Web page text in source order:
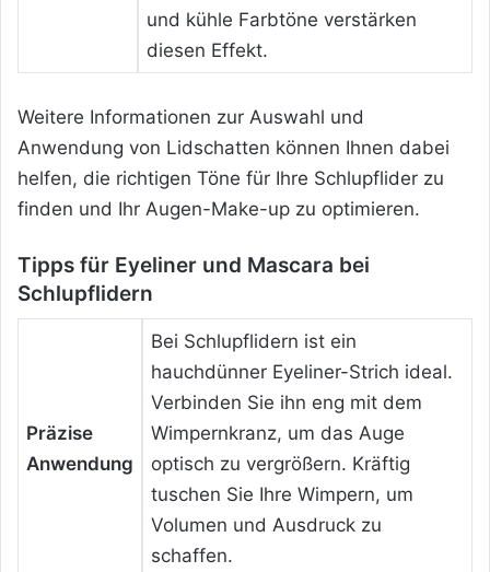
und kühle Farbtöne verstärken
diesen Effekt.
Weitere Informationen zur Auswahl und
Anwendung von Lidschatten können Ihnen dabei
helfen, die richtigen Töne für Ihre Schlupflider zu
finden und Ihr Augen-Make-up zu optimieren.
Tipps für Eyeliner und Mascara bei
Schlupflidern
Präzise
Anwendung
Bei Schlupflidern ist ein
hauchdünner Eyeliner-Strich ideal.
Verbinden Sie ihn eng mit dem
Wimpernkranz, um das Auge
optisch zu vergrößern. Kräftig
tuschen Sie Ihre Wimpern, um
Volumen und Ausdruck zu
schaffen.